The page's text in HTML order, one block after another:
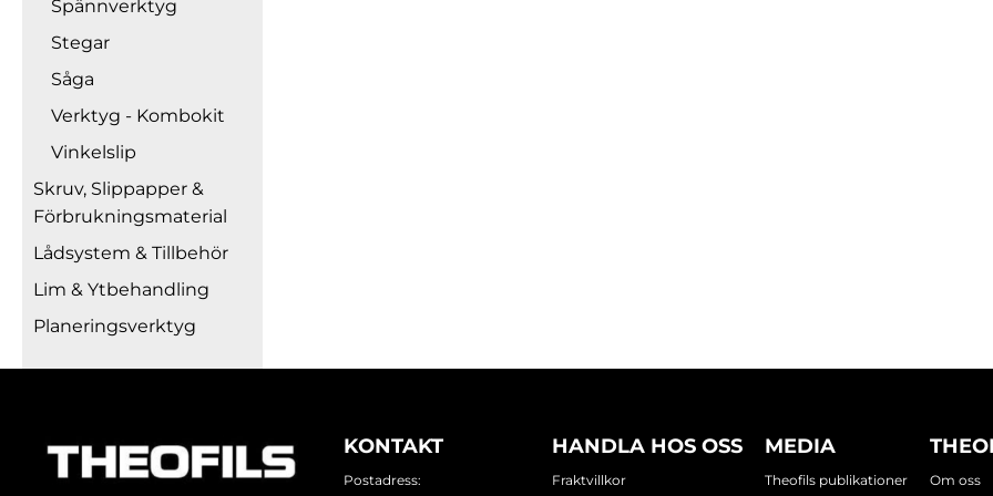
Spännverktyg
Stegar
Såga
Verktyg - Kombokit
Vinkelslip
Skruv, Slippapper &
Förbrukningsmaterial
Lådsystem & Tillbehör
Lim & Ytbehandling
Planeringsverktyg
KONTAKT
Postadress:
HANDLA HOS OSS
Fraktvillkor
MEDIA
Theofils publikationer Om oss